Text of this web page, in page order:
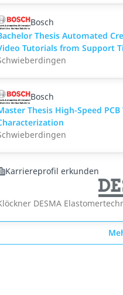
Bosch
Thesis Automated
Tutorials from Support
Bosch
Thesis High-Speed
Karriereprofil erkunden
DESMA